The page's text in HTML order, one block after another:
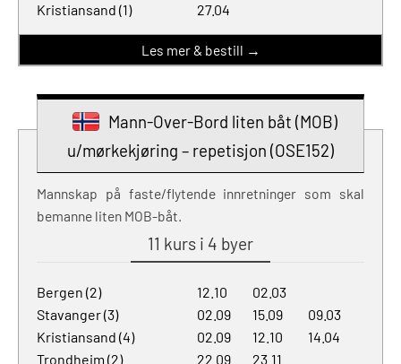
Kristiansand (1)
27.04
Les mer & bestill →
Mann-Over-Bord liten båt (MOB)
u/mørkekjøring – repetisjon (OSE152)
Mannskap på faste/flytende innretninger som skal
bemanne liten MOB-båt.
11 kurs i 4 byer
Bergen (2) 12.10
02.03
Stavanger (3)
02.09 15.09
09.03
Kristiansand (4)
02.09 12.10
14.04
Trondheim (2)
22.09 23.11